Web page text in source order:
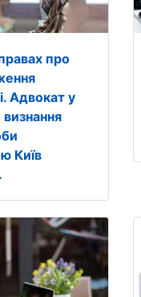
про
Адвокат у
Київ